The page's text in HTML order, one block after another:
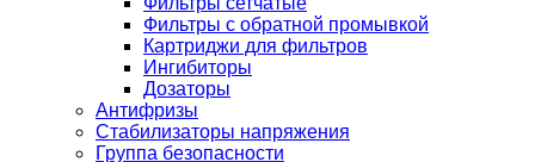
Фильтры с обратной промывкой
Картриджи для фильтров
Ингибиторы
Дозаторы
Антифризы
Стабилизаторы напряжения
Группа безопасности